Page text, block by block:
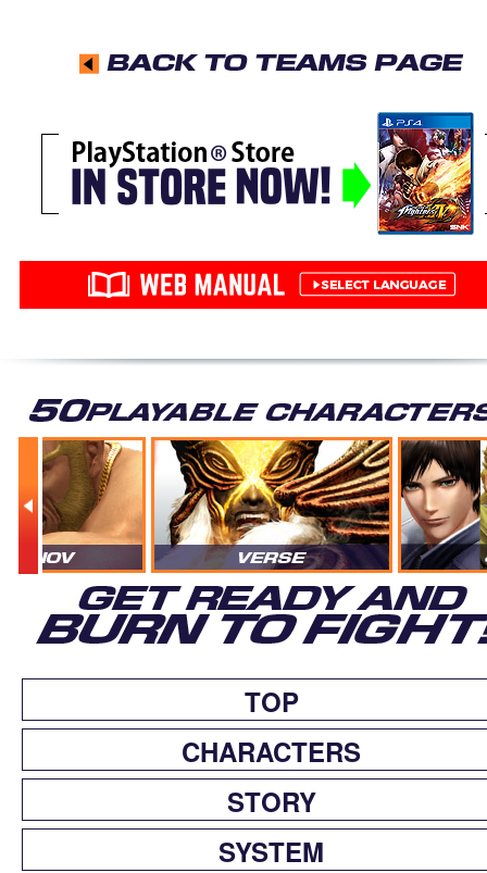
TOP
CHARACTERS
STORY
SYSTEM